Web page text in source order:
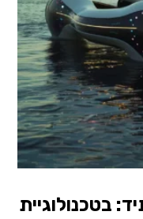
בטכנולוגיית